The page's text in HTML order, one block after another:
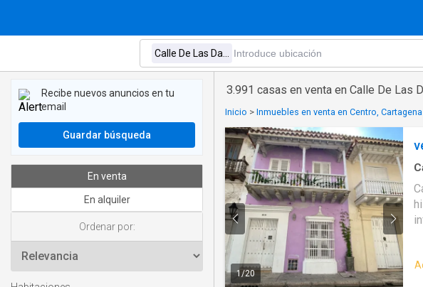
3.991 casas en venta en Calle De Las
Inicio > Inmuebles en venta en Centro,
1 /20
Recibe nuevos anuncios en tu
email
Guardar búsqueda
En venta
En alquiler
Ordenar por: